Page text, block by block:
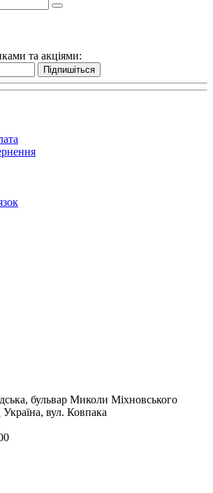
та акціями:
Підпишіться
бульвар Миколи Міхновського
вул. Ковпака